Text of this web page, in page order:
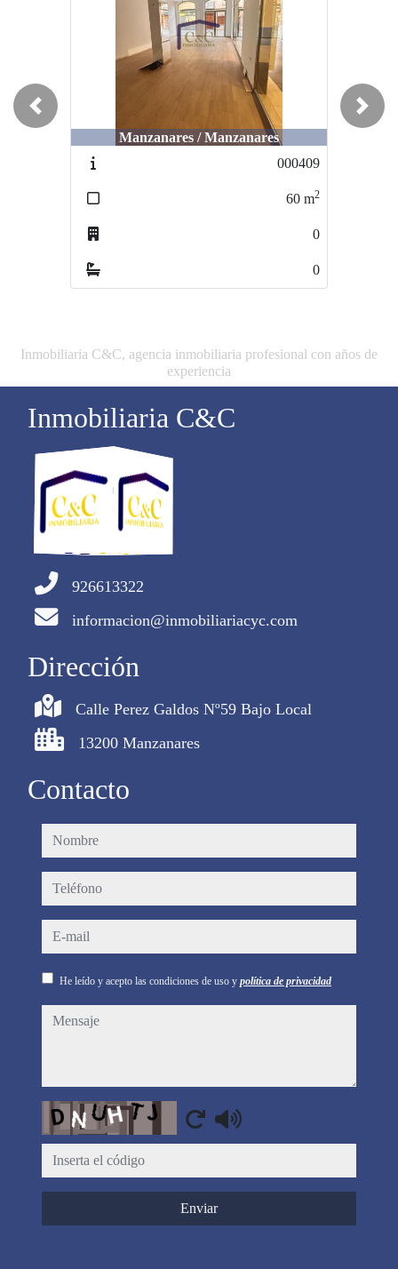
Manzanares / Manzanares
000409
m2
La Solana / La solana
Previous Next
Inmobiliaria C&C, agencia inmobiliaria profesional con años de
experiencia
Inmobiliaria C&C
926613322
informacion@inmobiliariacyc.com
Dirección
Calle Perez Galdos Nº59 Bajo Local
13200 Manzanares
Contacto
nombre
teléfono
e-mail
He leído y acepto las condiciones de uso y política de privacidad
mensaje
Captcha
Enviar